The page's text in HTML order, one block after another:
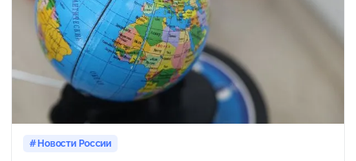
Новости России